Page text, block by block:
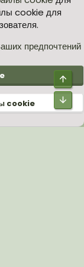
Главная
Ltd.
cookie для
предпочтений
cookie